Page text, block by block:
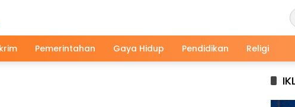
Pemerintahan Gaya Hidup Pendidikan Religi